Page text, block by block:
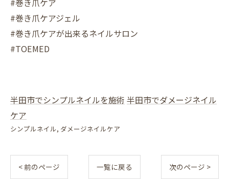
#巻き爪ケア
#巻き爪ケアジェル
#巻き爪ケアが出来るネイルサロン
#TOEMED
半田市でシンプルネイルを施術 半田市でダメージネイル
ケア
シンプルネイル ダメージネイルケア
< 前のページ 一覧に戻る 次のページ >